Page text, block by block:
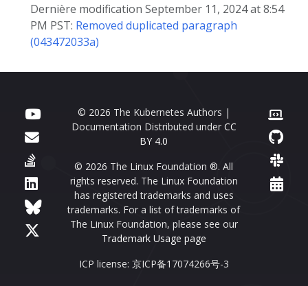
Dernière modification September 11, 2024 at 8:54
PM PST: Removed duplicated paragraph
(043472033a)
© 2026 The Kubernetes Authors |
Documentation Distributed under CC
BY 4.0
© 2026 The Linux Foundation ®. All
rights reserved. The Linux Foundation
has registered trademarks and uses
trademarks. For a list of trademarks of
The Linux Foundation, please see our
Trademark Usage page
ICP license: 京ICP备17074266号-3